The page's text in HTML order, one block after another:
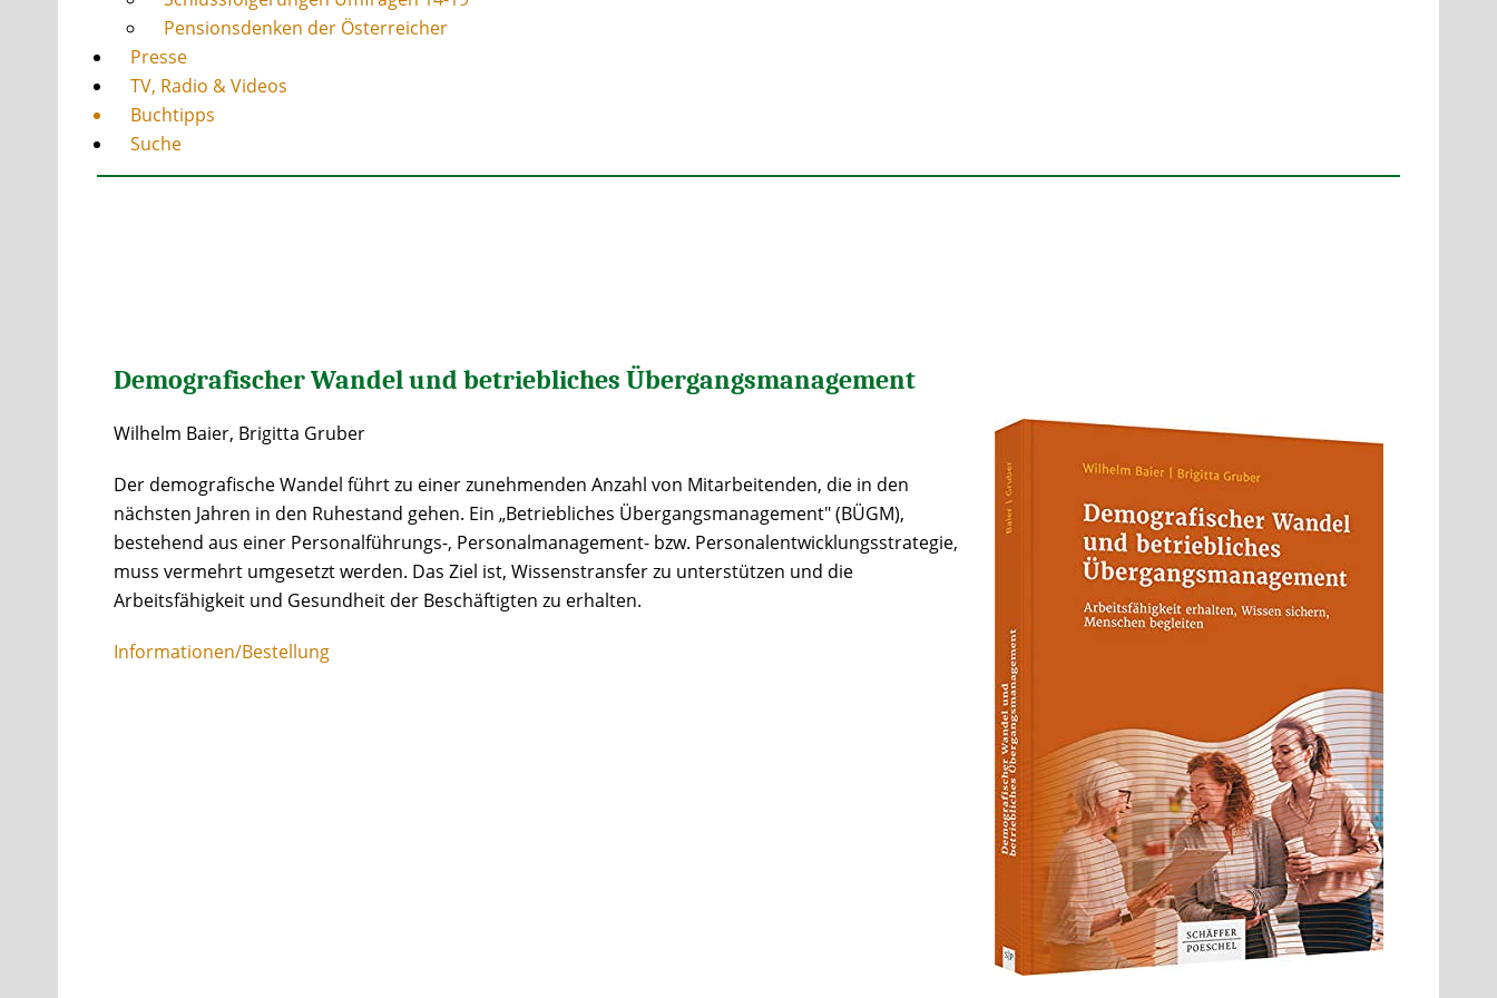
Pensionsdenken der Österreicher
Presse
TV, Radio & Videos
Buchtipps
Suche
Demografischer Wandel und betriebliches Übergangsmanagement
Wilhelm Baier, Brigitta Gruber
Der demografische Wandel führt zu einer zunehmenden Anzahl von Mitarbeitenden, die in den
nächsten Jahren in den Ruhestand gehen. Ein „Betriebliches Übergangsmanagement" (BÜGM),
bestehend aus einer Personalführungs-, Personalmanagement- bzw. Personalentwicklungsstrategie,
muss vermehrt umgesetzt werden. Das Ziel ist, Wissenstransfer zu unterstützen und die
Arbeitsfähigkeit und Gesundheit der Beschäftigten zu erhalten.
Informationen/Bestellung